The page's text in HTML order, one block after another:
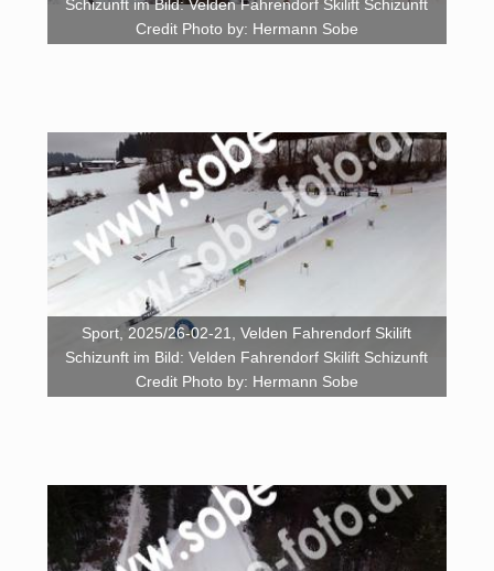
Schizunft im Bild: Velden Fahrendorf Skilift Schizunft
Credit Photo by: Hermann Sobe
Sport, 2025/26-02-21, Velden Fahrendorf Skilift
Schizunft im Bild: Velden Fahrendorf Skilift Schizunft
Credit Photo by: Hermann Sobe